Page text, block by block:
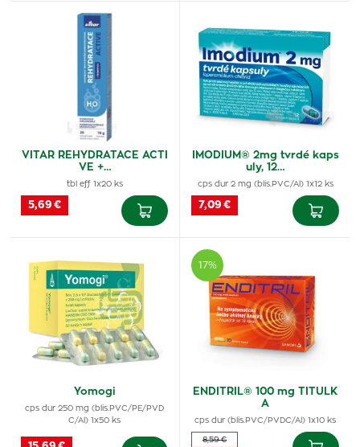
VITAR REHYDRATACE ACTI
VE +…
tbl eff 1x20 ks
5,69 €
IMODIUM® 2mg tvrdé kaps
uly, 12…
cps dur 2 mg (blis.PVC/Al) 1x12 ks
7,09 €
Yomogi
cps dur 250 mg (blis.PVC/PE/PVD
C/Al) 1x50 ks
17%
ENDITRIL® 100 mg TITULK
A
cps dur (blis.PVC/PVDC/Al) 1x10 ks
8,59 €